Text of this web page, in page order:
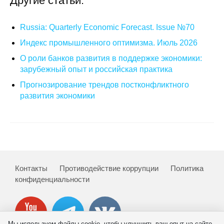
Общие требования
Стандарты оформления
Энергетический семинар
Российско-французский семинар
Inforum
Ученый совет
Russia: Quarterly Economic Forecast. Issue №70
Индекс промышленного оптимизма. Июль 2026
О роли банков развития в поддержке экономики:
зарубежный опыт и российская практика
Прогнозирование трендов постконфликтного
развития экономики
Контакты Противодействие коррупции
Политика
конфиденциальности